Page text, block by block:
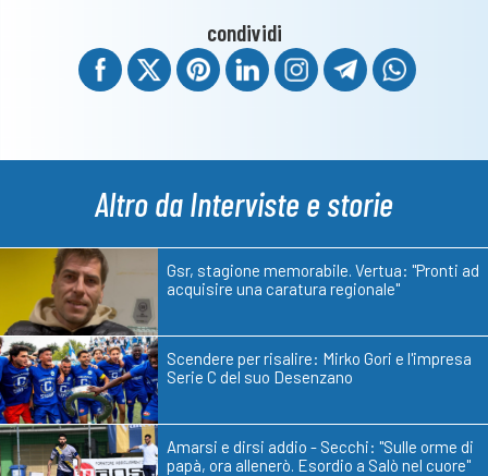
condividi
Altro da Interviste e storie
Gsr, stagione memorabile. Vertua: "Pronti ad
acquisire una caratura regionale"
Scendere per risalire: Mirko Gori e l'impresa
Serie C del suo Desenzano
Amarsi e dirsi addio - Secchi: "Sulle orme di
papà, ora allenerò. Esordio a Salò nel cuore"